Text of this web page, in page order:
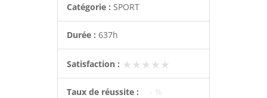
Catégorie : SPORT
Durée : 637h
Satisfaction : ★★★★★
★★★★★
Taux de réussite : - %